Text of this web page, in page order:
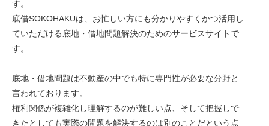
す。
底借SOKOHAKUは、お忙しい方にも分かりやすくかつ活用し
ていただける底地・借地問題解決のためのサービスサイトで
す。
底地・借地問題は不動産の中でも特に専門性が必要な分野と
言われております。
権利関係が複雑化し理解するのが難しい点、そして把握しで
きたとしても実際の問題を解決するのは別のことだという点